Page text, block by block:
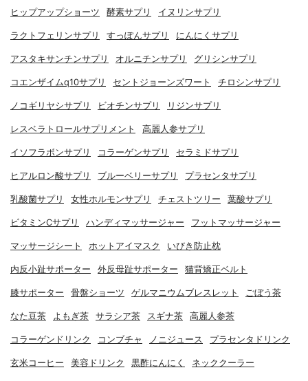
ヒップアップショーツ 酵素サプリ イヌリンサプリ
ラクトフェリンサプリ すっぽんサプリ にんにくサプリ
アスタキサンチンサプリ オルニチンサプリ グリシンサプリ
コエンザイムq10サプリ セントジョーンズワート チロシンサプリ
ノコギリヤシサプリ ビオチンサプリ リジンサプリ
レスベラトロールサプリメント 高麗人参サプリ
イソフラボンサプリ コラーゲンサプリ セラミドサプリ
ヒアルロン酸サプリ ブルーベリーサプリ プラセンタサプリ
乳酸菌サプリ 女性ホルモンサプリ チェストツリー 葉酸サプリ
ビタミンCサプリ ハンディマッサージャー フットマッサージャー
マッサージシート ホットアイマスク いびき防止枕
内反小趾サポーター 外反母趾サポーター 猫背矯正ベルト
膝サポーター 骨盤ショーツ ゲルマニウムブレスレット ごぼう茶
なた豆茶 よもぎ茶 サラシア茶 スギナ茶 高麗人参茶
コラーゲンドリンク コンブチャ ノニジュース プラセンタドリンク
玄米コーヒー 美容ドリンク 黒酢にんにく ネッククーラー